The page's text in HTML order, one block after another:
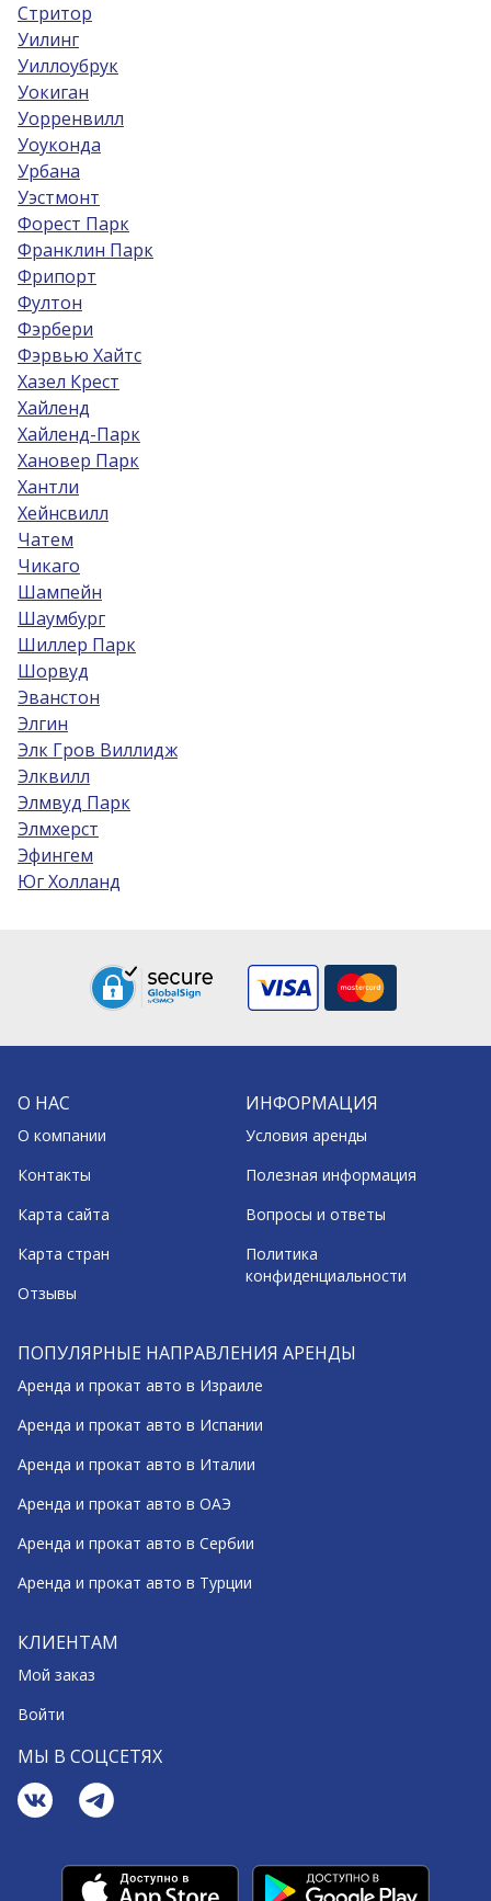
Стритор
Уилинг
Уиллоубрук
Уокиган
Уорренвилл
Уоуконда
Урбана
Уэстмонт
Форест Парк
Франклин Парк
Фрипорт
Фултон
Фэрбери
Фэрвью Хайтс
Хазел Крест
Хайленд
Хайленд-Парк
Хановер Парк
Хантли
Хейнсвилл
Чатем
Чикаго
Шампейн
Шаумбург
Шиллер Парк
Шорвуд
Эванстон
Элгин
Элк Гров Виллидж
Элквилл
Элмвуд Парк
Элмхерст
Эфингем
Юг Холланд
О НАС
О компании
Контакты
Карта сайта
Карта стран
Отзывы
ИНФОРМАЦИЯ
Условия аренды
Полезная информация
Вопросы и ответы
Политика
конфиденциальности
ПОПУЛЯРНЫЕ НАПРАВЛЕНИЯ АРЕНДЫ
Аренда и прокат авто в Израиле
Аренда и прокат авто в Испании
Аренда и прокат авто в Италии
Аренда и прокат авто в ОАЭ
Аренда и прокат авто в Сербии
Аренда и прокат авто в Турции
КЛИЕНТАМ
Мой заказ
Войти
МЫ В СОЦСЕТЯХ